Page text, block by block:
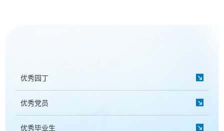
优秀园丁
优秀党员
优秀毕业生